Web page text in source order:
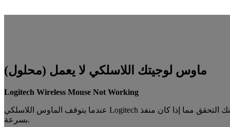
(محلول) ماوس لوجيتك اللاسلكي لا يعمل
Logitech Wireless Mouse Not Working
عندما يتوقف الماوس اللاسلكي Logitech عن العمل ، يمكنك التحقق مما إذا كان منفذ USB معطلاً ، أو إذا كان برنامج تشغيل الماوس تالفًا ، أو إذا تم تفريغ البطاريات ، وما إلى ذلك ، فيمكنك حل المشكلة
بسرعة.